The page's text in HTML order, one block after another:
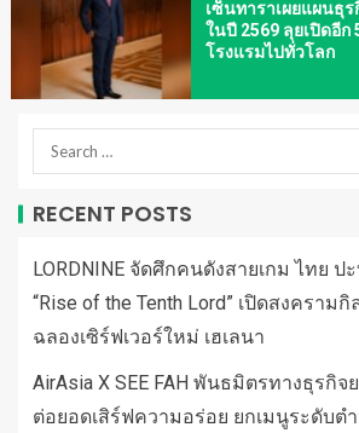
เซ็นทาราเผยแผนธุ
ในปี 2569 ลุยเปิดอีก
โรงแรมไปทั่วโลก
RECENT POSTS
LORDNINE จัดศึกคนดังสายเกม ไทย
“Rise of the Tenth Lord” เปิดสงคราม
ฉลองเซิร์ฟเวอร์ใหม่ เฮเลนา
AirAsia X SEE FAH พันธมิตรทางธุรกิ
ต่อยอดเสิร์ฟความอร่อย ยกเมนูระดับต